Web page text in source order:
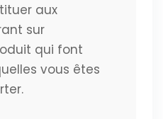
aux
sur
qui font
vous êtes